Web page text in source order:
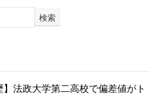
検索
】法政大学第二高校で偏差値がト